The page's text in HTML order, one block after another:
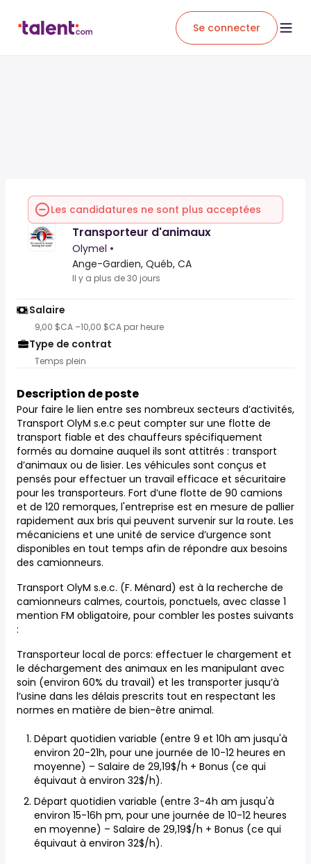
Se connecter
Les candidatures ne sont plus acceptées
Transporteur d'animaux
Olymel •
Ange-Gardien, Québ, CA
Il y a plus de 30 jours
Salaire
9,00 $CA –10,00 $CA par heure
Type de contrat
Temps plein
Description de poste
Pour faire le lien entre ses nombreux secteurs d’activités,
Transport OlyM s.e.c peut compter sur une flotte de
transport fiable et des chauffeurs spécifiquement
formés au domaine auquel ils sont attitrés : transport
d’animaux ou de lisier. Les véhicules sont conçus et
pensés pour effectuer un travail efficace et sécuritaire
pour les transporteurs. Fort d’une flotte de 90 camions
et de 120 remorques, l'entreprise est en mesure de pallier
rapidement aux bris qui peuvent survenir sur la route. Les
mécaniciens et une unité de service d’urgence sont
disponibles en tout temps afin de répondre aux besoins
des camionneurs.
Transport OlyM s.e.c. (F. Ménard) est à la recherche de
camionneurs calmes, courtois, ponctuels, avec classe 1
mention FM obligatoire, pour combler les postes suivants
:
Transporteur local de porcs: effectuer le chargement et
le déchargement des animaux en les manipulant avec
soin (environ 60% du travail) et les transporter jusqu’à
l’usine dans les délais prescrits tout en respectant les
normes en matière de bien-être animal.
Départ quotidien variable (entre 9 et 10h am jusqu'à
environ 20-21h, pour une journée de 10-12 heures en
moyenne) – Salaire de 29,19$/h + Bonus (ce qui
équivaut à environ 32$/h).
Départ quotidien variable (entre 3-4h am jusqu'à
environ 15-16h pm, pour une journée de 10-12 heures
en moyenne) – Salaire de 29,19$/h + Bonus (ce qui
équivaut à environ 32$/h).